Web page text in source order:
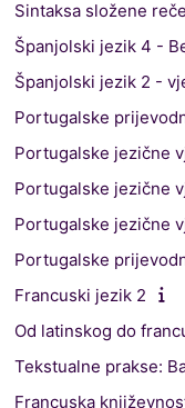
Sintaksa složene
Španjolski jezik 4 -
Španjolski jezik 2 -
Portugalske
Portugalske jezične
Portugalske jezične
Portugalske jezične
Portugalske
Francuski jezik 2
Od latinskog do
Tekstualne prakse:
Francuska